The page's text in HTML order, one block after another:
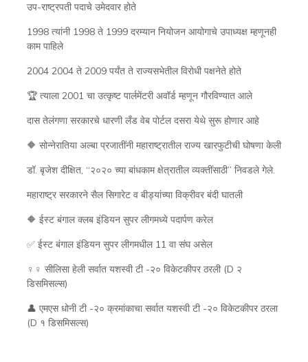
उप-राष्ट्रपती पदाचे उमेदवार होते
1998 त्यांनी 1998 ते 1999 दरम्यान नियोजन आयोगाचे उपाध्यक्ष म्हणूनही
काम पाहिले
2004 2004 ते 2009 पर्यंत ते राज्यसभेतील विरोधी पक्षनेते होते
🏆 त्याला 2001 चा उत्कृष्ट पार्लमेंटरी अवॉर्ड म्हणून गौरविण्यात आले
दास तेलंगणा सरकारचे धारणी लँड वेब पोर्टल दसरा येथे सुरू होणार आहे
🔶 सोन्नेरातिया अल्बा प्रजातींनी महाराष्ट्रातील राज्य खारफुटीची घोषणा केली
डॉ. बृजेश दीक्षित, “२०२० च्या बांधकाम क्षेत्रातील व्यक्तींसाठी” निवडले गेले.
महाराष्ट्र सरकारने सैल सिगारेट व बीड्यांच्या विक्रीवर बंदी घातली
🔶 ईस्ट बंगाल क्लब इंडियन सुपर लीगमध्ये पदार्पण करेल
✅ ईस्ट बंगाल इंडियन सुपर लीगमधील 11 वा संघ असेल
♀‍♀ सीलिसा हेली सर्वात यशस्वी टी -२० विकेटकीपर ठरली (D २
डिसमिसल्स)
👤 एमएस धोनी टी -२० क्रमांकाचा सर्वात यशस्वी टी -२० विकेटकीपर ठरला
(D १ डिसमिसल्स)